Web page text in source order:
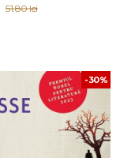
51.80 lei
-30%